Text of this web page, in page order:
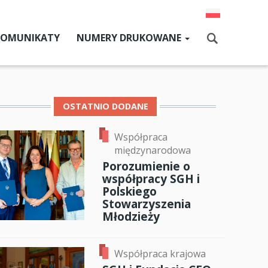
SGH
SGH
NUMERY DRUKOWANE
Aktualny numer
OSTATNIO DODANE
Współpraca
międzynarodowa
Porozumienie o
współpracy SGH i
Polskiego
Stowarzyszenia
Młodzieży
Współpraca krajowa